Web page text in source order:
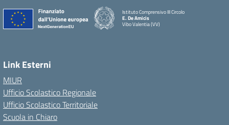
Istituto Comprensivo III Circolo
E. De Amicis
Vibo Valentia (VV)
Link Esterni
MIUR
Ufficio Scolastico Regionale
Ufficio Scolastico Territoriale
Scuola in Chiaro